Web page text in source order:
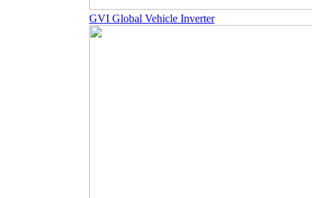
GVI Global Vehicle Inverter